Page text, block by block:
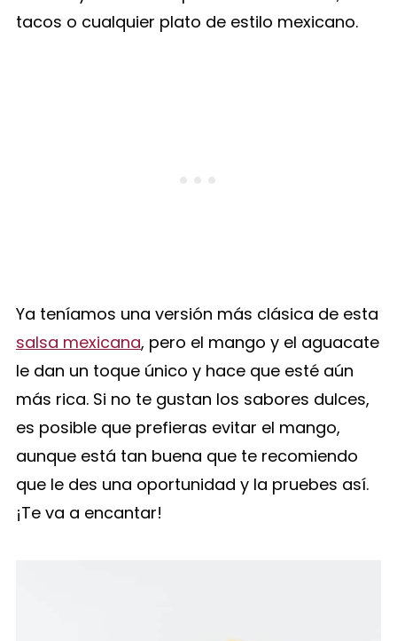
tacos o cualquier plato de estilo mexicano.
Ya teníamos una versión más clásica de esta
salsa mexicana, pero el mango y el aguacate
le dan un toque único y hace que esté aún
más rica. Si no te gustan los sabores dulces,
es posible que prefieras evitar el mango,
aunque está tan buena que te recomiendo
que le des una oportunidad y la pruebes así.
¡Te va a encantar!